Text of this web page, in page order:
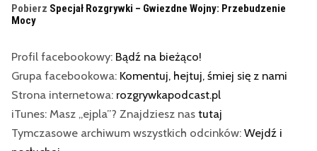
Pobierz Specjał Rozgrywki – Gwiezdne Wojny: Przebudzenie
Mocy
Profil facebookowy: Bądź na bieżąco!
Grupa facebookowa: Komentuj, hejtuj, śmiej się z nami
Strona internetowa: rozgrywkapodcast.pl
iTunes: Masz „ejpla”? Znajdziesz nas tutaj
Tymczasowe archiwum wszystkich odcinków: Wejdź i